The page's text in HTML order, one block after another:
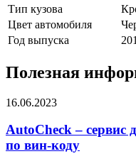
Тип кузова
Цвет автомобиля
Год выпуска
Полезная
16.06.2023
AutoCheck – сервис
по вин-коду